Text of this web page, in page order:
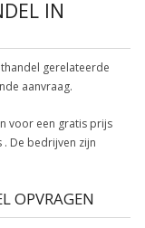
IN
gerelateerde
aanvraag.
voor een gratis prijs
De bedrijven zijn
OPVRAGEN